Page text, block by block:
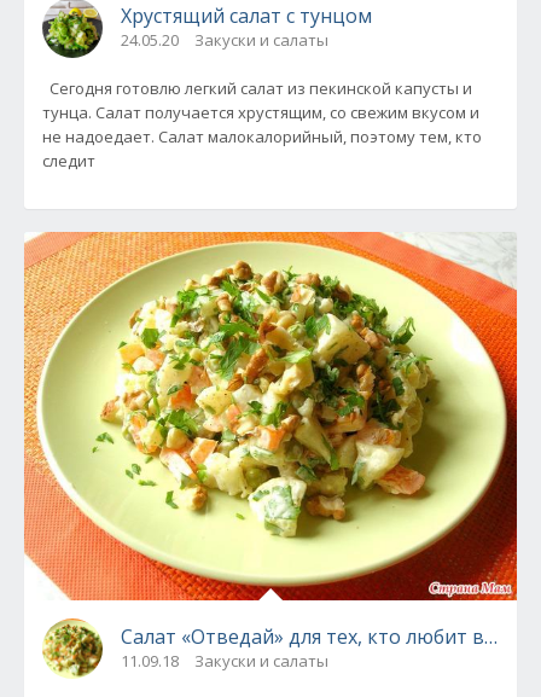
Хрустящий салат с тунцом
24.05.20 Закуски и салаты
Сегодня готовлю легкий салат из пекинской капусты и
тунца. Салат получается хрустящим, со свежим вкусом и
не надоедает. Салат малокалорийный, поэтому тем, кто
следит
Салат «Отведай» для тех, кто любит вкусно
11.09.18 Закуски и салаты